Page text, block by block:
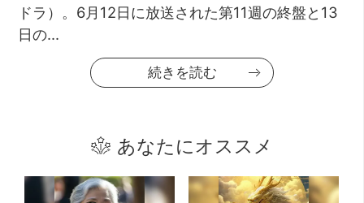
ドラ）。6月12日に放送された第11週の終盤と13
日の...
続きを読む
あなたにオススメ